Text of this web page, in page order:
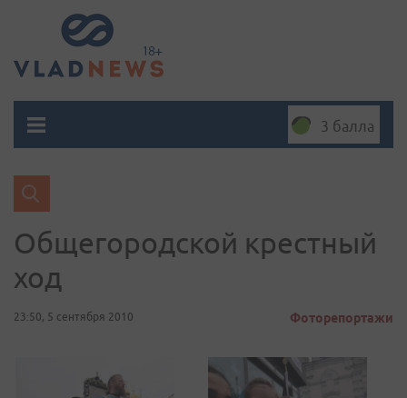
3 балла
Общегородской крестный
ход
23:50, 5 сентября 2010 Фоторепортажи